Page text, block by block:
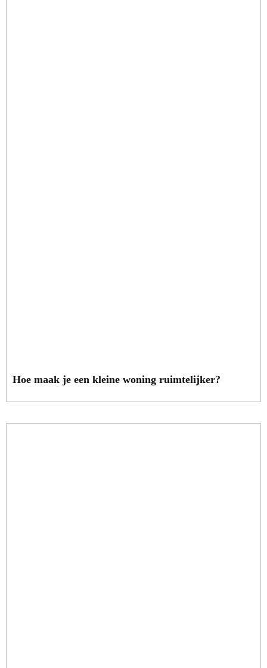
Hoe maak je een kleine woning ruimtelijker?